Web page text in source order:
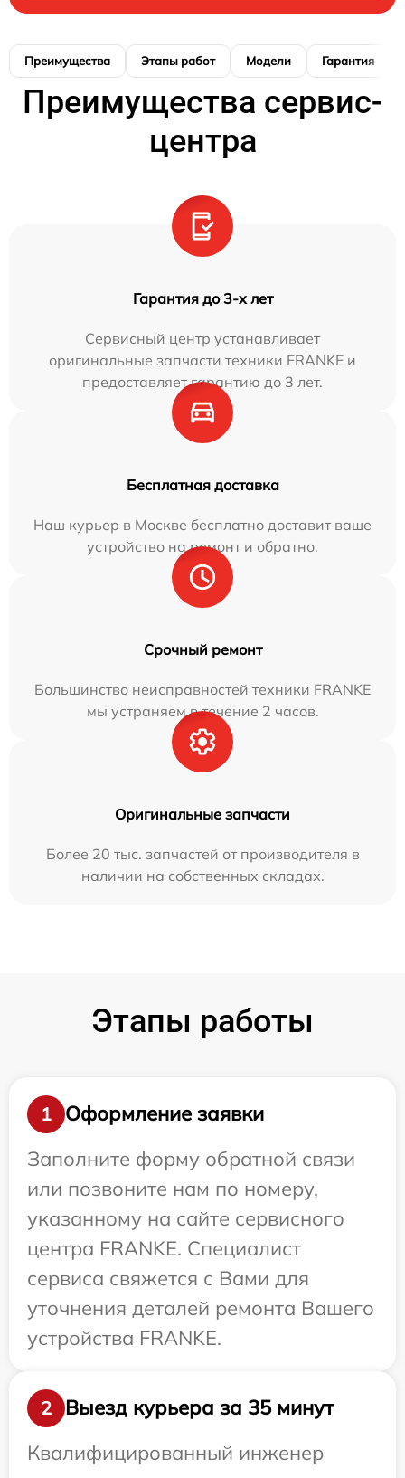
Преимущества Этапы работ Модели Гарантия
Преимущества сервис-
центра
Гарантия до 3-х лет
Сервисный центр устанавливает
оригинальные запчасти техники FRANKE и
предоставляет гарантию до 3 лет.
Бесплатная доставка
Наш курьер в Москве бесплатно доставит ваше
устройство на ремонт и обратно.
Срочный ремонт
Большинство неисправностей техники FRANKE
мы устраняем в течение 2 часов.
Оригинальные запчасти
Более 20 тыс. запчастей от производителя в
наличии на собственных складах.
Этапы работы
1
Оформление заявки
Заполните форму обратной связи
или позвоните нам по номеру,
указанному на сайте сервисного
центра FRANKE. Специалист
сервиса свяжется с Вами для
уточнения деталей ремонта Вашего
устройства FRANKE.
2
Выезд курьера за 35 минут
Квалифицированный инженер